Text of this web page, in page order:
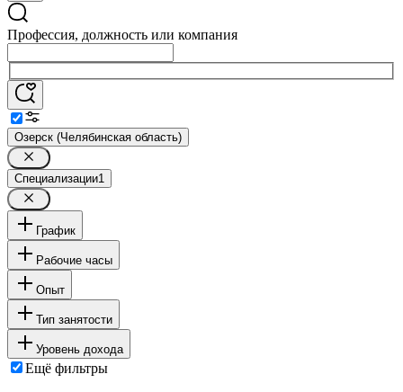
Профессия, должность или компания
Озерск (Челябинская область)
Специализации1
График
Рабочие часы
Опыт
Тип занятости
Уровень дохода
Ещё фильтры